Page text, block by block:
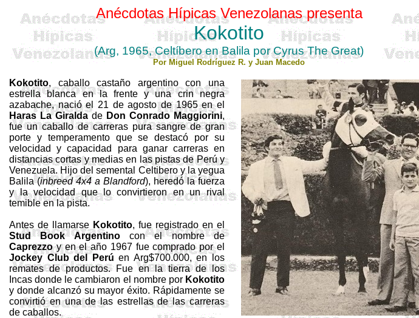
Anécdotas Hípicas Venezolanas presenta
Kokotito
(Arg, 1965, Celtíbero en Balila por Cyrus The Great)
Por Miguel Rodríguez R. y Juan Macedo
Kokotito, caballo castaño argentino con una
estrella blanca en la frente y una crin negra
azabache, nació el 21 de agosto de 1965 en el
Haras La Giraldade Don Conrado Maggiorini,
fue un caballo de carreras pura sangre de gran
porte y temperamento que se destacó por su
velocidad y capacidad para ganar carreras en
distancias cortas y medias en las pistas de Perú y
Venezuela. Hijo del semental Celtibero y la yegua
Balila (inbreed 4x4 a Blandford), heredó la fuerza
y la velocidad que lo convirtieron en un rival
temible en la pista.
Antes de llamarse Kokotito, fue registrado en el
Stud Book Argentinocon el nombre de
Caprezzoy en el año 1967 fue comprado por el
Jockey Club del Perú en Arg$700.000, en los
remates de productos. Fue en la tierra de los
Incas donde le cambiaron el nombre por Kokotito
y donde alcanzó su mayor éxito. Rápidamente se
convirtió en una de las estrellas de las carreras
de caballos.